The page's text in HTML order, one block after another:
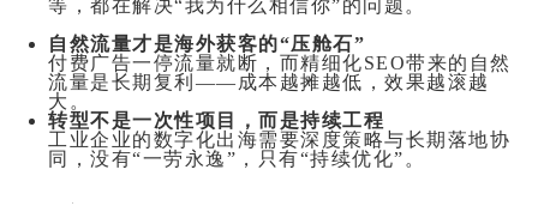
等，都在解决“我为什么相信你”的问题。
自然流量才是海外获客的“压舱石”
付费广告一停流量就断，而精细化SEO带来的自然
流量是长期复利——成本越摊越低，效果越滚越
大。
转型不是一次性项目，而是持续工程
工业企业的数字化出海需要深度策略与长期落地协
同，没有“一劳永逸”，只有“持续优化”。